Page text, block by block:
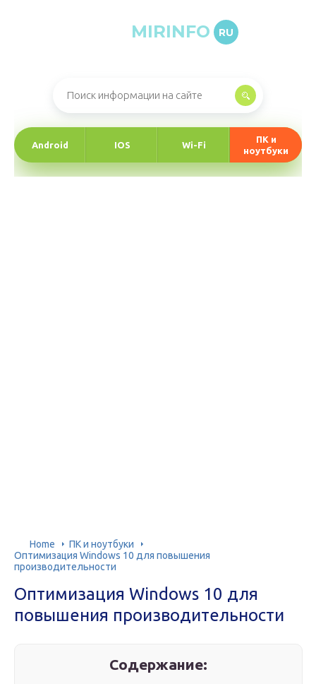
MIRINFO RU
Android IOS Wi-Fi
ПК и
ноутбуки
Home
ПК и ноутбуки
Оптимизация Windows 10 для повышения
производительности
Оптимизация Windows 10 для
повышения производительности
Содержание: